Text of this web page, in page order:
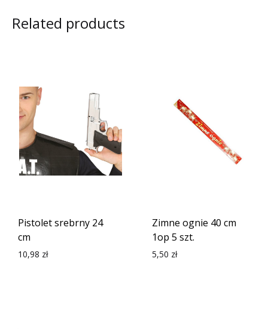
Related products
Pistolet srebrny 24
cm
10,98 zł
Zimne ognie 40 cm
1op 5 szt.
5,50 zł